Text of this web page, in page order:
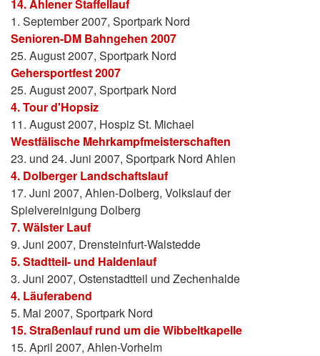
14. Ahlener Staffellauf
1. September 2007, Sportpark Nord
Senioren-DM Bahngehen 2007
25. August 2007, Sportpark Nord
Gehersportfest 2007
25. August 2007, Sportpark Nord
4. Tour d'Hopsiz
11. August 2007, Hospiz St. Michael
Westfälische Mehrkampfmeisterschaften
23. und 24. Juni 2007, Sportpark Nord Ahlen
4. Dolberger Landschaftslauf
17. Juni 2007, Ahlen-Dolberg, Volkslauf der
Spielvereinigung Dolberg
7. Wälster Lauf
9. Juni 2007, Drensteinfurt-Walstedde
5. Stadtteil- und Haldenlauf
3. Juni 2007, Ostenstadtteil und Zechenhalde
4. Läuferabend
5. Mai 2007, Sportpark Nord
15. Straßenlauf rund um die Wibbeltkapelle
15. April 2007, Ahlen-Vorhelm